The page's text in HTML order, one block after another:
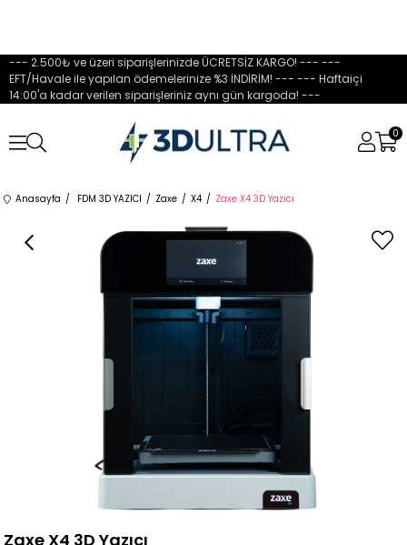
--- 2.500₺ ve üzeri siparişlerinizde ÜCRETSİZ KARGO! --- ---
EFT/Havale ile yapılan ödemelerinize %3 İNDİRİM! --- --- Haftaiçi
14:00'a kadar verilen siparişleriniz aynı gün kargoda! ---
0
Anasayfa FDM 3D YAZICI Zaxe X4 Zaxe X4 3D Yazıcı
Zaxe X4 3D Yazıcı